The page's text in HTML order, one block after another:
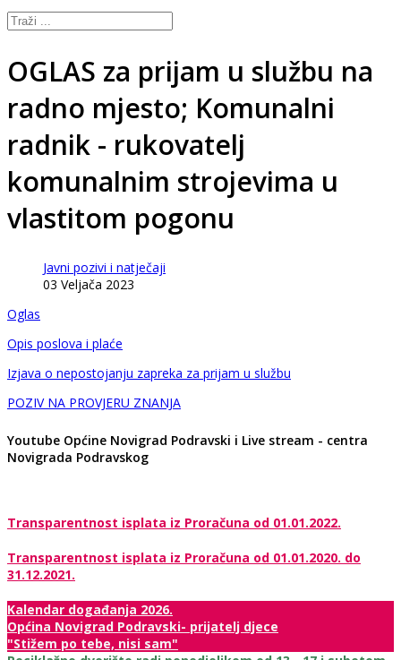
OGLAS za prijam u službu na
radno mjesto; Komunalni
radnik - rukovatelj
komunalnim strojevima u
vlastitom pogonu
Javni pozivi i natječaji
03 Veljača 2023
Oglas
Opis poslova i plaće
Izjava o nepostojanju zapreka za prijam u službu
POZIV NA PROVJERU ZNANJA
Youtube Općine Novigrad Podravski i Live stream - centra
Novigrada Podravskog
Transparentnost isplata iz Proračuna od 01.01.2022.
Transparentnost isplata iz Proračuna od 01.01.2020. do
31.12.2021.
Kalendar događanja 2026.
Općina Novigrad Podravski- prijatelj djece
"Stižem po tebe, nisi sam"